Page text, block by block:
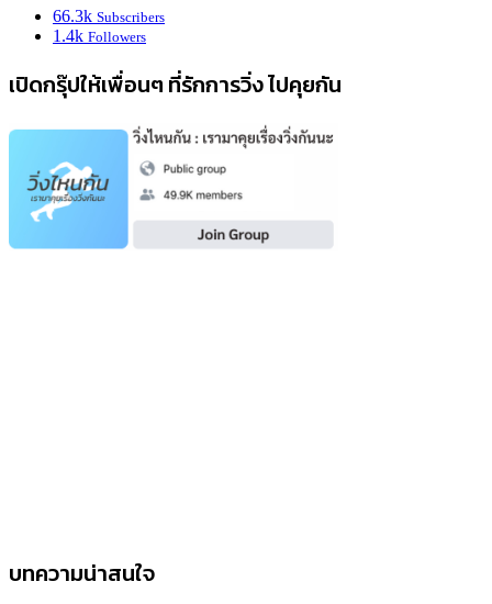
66.3k Subscribers
1.4k Followers
เปิดกรุ๊ปให้เพื่อนๆ ที่รักการวิ่ง ไปคุยกัน
บทความน่าสนใจ